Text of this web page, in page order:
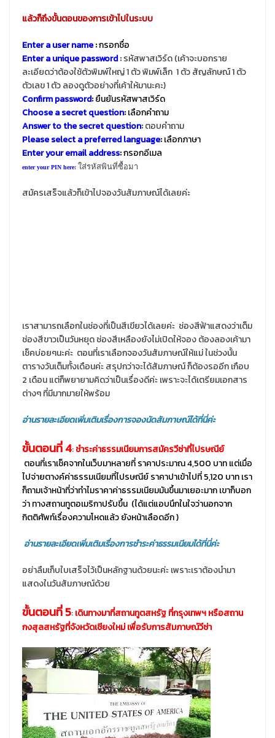
แล้วก็ถึงขั้นตอนของการเข้าไปในระบบ
Enter a user name:กรอกชื่อ
Enter a unique password:รหัสพาสเวิร์ด (เค้าจะบอกราย
ละเอียดว่าต้องใช้ตัวพิมพ์ใหญ่ 1 ตัว พิมพ์เล็ก 1 ตัว สัญลักษณ์ 1 ตัว
ตัวเลข 1 ตัว ลองดูตัวอย่างที่เค้าให้มานะคะ)
Confirm password:ยืนยันรหัสพาสเวิร์ด
Choose a secret question:เลือกคำถาม
Answer to the secret question:ตอบคำถาม
Please select a preferred language:เลือกภาษา
Enter your email address:กรอกอีเมล
enter your PIN here: ใส่รหัสพินที่ซื้อมา
สมัครเสร็จแล้วก็เข้าไปจองวันสัมภาษณ์ได้เลยค่ะ
เราสามารถเลือกในช่องที่เป็นสีเขียวได้เลยค่ะ ช่องสีฟ้าแสดงว่าเต็ม
ช่องสีขาวเป็นวันหยุด ช่องสีเหลืองยังไม่เปิดให้จอง ต้องลองเค้ามา
เช็คบ่อยๆนะค่ะ ตอนที่เราเลือกจองวันสัมภาษณ์ให้แม่ ในช่วงนั้น
ตารางวันเต็มทั้งเดือนค่ะ สรุปกว่าจะได้สัมภาษณ์ ก็ต้องรออีก เกือบ
2 เดือน แต่ก็พยายามคิดว่าเป็นเรื่องดีค่ะ เพราะจะได้เตรียมเอกสาร
ต่างๆ ที่มีมากมายให้พร้อม
อ่านรายละเอียดเพิ่มเติมเรื่องการจองนัดสัมภาษณ์ได้ที่นี่ค่ะ
ขั้นตอนที่ 4:ชำระค่าธรรมเนียมการสมัครวีซ่าที่ไปรษณีย์
ตอนที่เราเช็คจากในเว็บมาหลายที่ ราคาประมาณ 4,500 บาท แต่เมื่อ
ไปจ่ายตางค์ค่าธรรมเนียมที่ไปรษณีย์ ราคาปาเข้าไปที่ 5,120 บาท เรา
ก็ถามเจ้าหน้าที่ว่าทำไมราคาค่าธรรมเนียมมันขึ้นมาเยอะมาก เขาก็บอก
ว่า ทางสถานทูตอเมริกาปรับขึ้น (ได้แต่แอบนึกในใจว่านอกจาก
กิตติศัพท์เรื่องความโหดแล้ว ยังหน้าเลือดอีก )
อ่านรายละเอียดเพิ่มเติมเรื่องการชำระค่าธรรมเนียมได้ที่นี่ค่ะ
อย่าลืมเก็บใบเสร็จไว้เป็นหลักฐานด้วยนะค่ะ เพราะเราต้องนำมา
แสดงในวันสัมภาษณ์ด้วย
ขั้นตอนที่ 5:เดินทางมาที่สถานทูตสหรัฐ ที่กรุงเทพฯ หรือสถาน
กงสุลสหรัฐที่จังหวัดเชียงใหม่ เพื่อรับการสัมภาษณ์วีซ่า